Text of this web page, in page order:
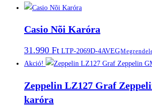
Casio Nõi Karóra
31.990 Ft LTP-2069D-4AVEG
Akció!
Zeppelin LZ127 Graf
karóra